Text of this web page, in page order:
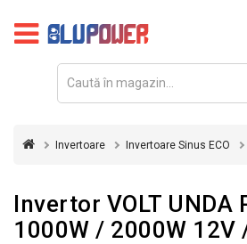
FOTOVOLTAICE
REDRESOARE
INVERTOARE
Invertoare Invertoare Sinus ECO
Invertor VOLT UNDA
1000W / 2000W 12V